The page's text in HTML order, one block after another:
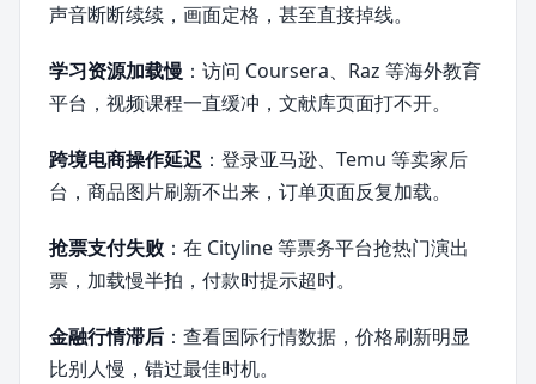
声音断断续续，画面定格，甚至直接掉线。
学习资源加载慢 ：访问 Coursera、Raz 等海外教育
平台，视频课程一直缓冲，文献库页面打不开。
跨境电商操作延迟 ：登录亚马逊、Temu 等卖家后
台，商品图片刷新不出来，订单页面反复加载。
抢票支付失败 ：在 Cityline 等票务平台抢热门演出
票，加载慢半拍，付款时提示超时。
金融行情滞后 ：查看国际行情数据，价格刷新明显
比别人慢，错过最佳时机。